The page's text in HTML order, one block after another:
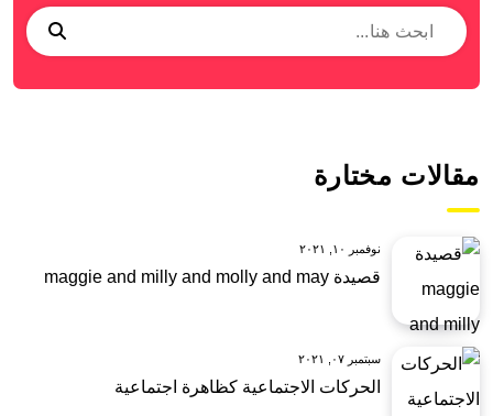
مقالات مختارة
نوفمبر ١٠, ٢٠٢١
قصيدة maggie and milly and molly and may
سبتمبر ٠٧, ٢٠٢١
الحركات الاجتماعية كظاهرة اجتماعية